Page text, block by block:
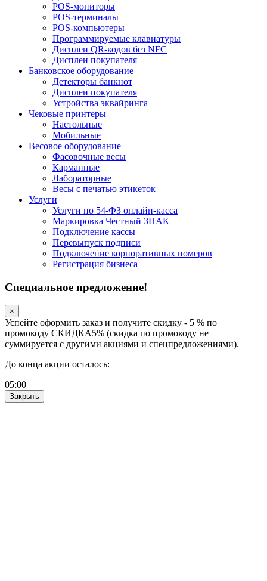
POS-мониторы
POS-терминалы
POS-компьютеры
Программируемые клавиатуры
Дисплеи QR-кодов без NFC
Дисплеи покупателя
Банковское оборудование
Детекторы банкнот
Дисплеи покупателя
Устройства эквайринга
Чековые принтеры
Настольные
Мобильные
Весовое оборудование
Фасовочные весы
Карманные
Лабораторные
Весы с печатью этикеток
Услуги
Услуги по 54-ФЗ онлайн-касса
Маркировка Честный ЗНАК
Подключение кассы
Перевыпуск подписи
Подключение корпоративных номеров
Регистрация бизнеса
Специальное предложение!
×
Успейте оформить заказ и получите скидку - 5 % по
промокоду СКИДКА5% (скидка по промокоду не
суммируется с другими акциями и спецпредложениями).
До конца акции осталось:
05:00
Закрыть